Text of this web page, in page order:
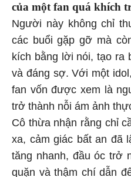
của một fan quá khích
Người này không chỉ
các buổi gặp gỡ mà
kích bằng lời nói, tạo ra
và đáng sợ. Với một
fan vốn được xem là
trở thành nỗi ám ảnh
Cô thừa nhận rằng chỉ
xa, cảm giác bất an đã
tăng nhanh, đầu óc trở
quặn và thậm chí dẫn